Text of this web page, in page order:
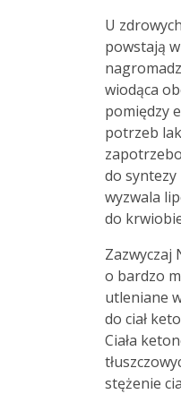
U
powstają
wiodąca
pomiędzy
potrzeb
do syntezy
wyzwala
do
Zazwyczaj
o bardzo
utleniane
do ciał
Ciała
stężenie